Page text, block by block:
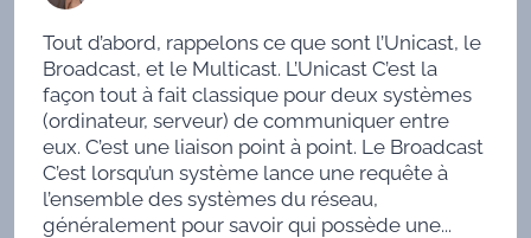
Tout d’abord, rappelons ce que sont l’Unicast, le
Broadcast, et le Multicast. L’Unicast C’est la
façon tout à fait classique pour deux systèmes
(ordinateur, serveur) de communiquer entre
eux. C’est une liaison point à point. Le Broadcast
C’est lorsqu’un système lance une requête à
l’ensemble des systèmes du réseau,
généralement pour savoir qui possède une...